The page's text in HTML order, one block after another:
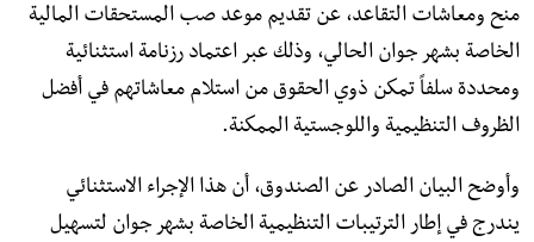
منح ومعاشات التقاعد، عن تقديم موعد صب المستحقات المالية
الخاصة بشهر جوان الحالي، وذلك عبر اعتماد رزنامة استثنائية
ومحددة سلفاً تمكن ذوي الحقوق من استلام معاشاتهم في أفضل
الظروف التنظيمية واللوجستية الممكنة.
​وأوضح البيان الصادر عن الصندوق، أن هذا الإجراء الاستثنائي
يندرج في إطار الترتيبات التنظيمية الخاصة بشهر جوان لتسهيل